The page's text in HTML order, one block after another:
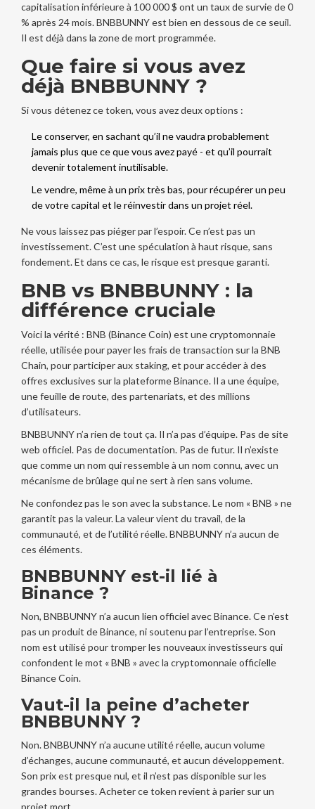
capitalisation inférieure à 100 000 $ ont un taux de survie de 0
% après 24 mois. BNBBUNNY est bien en dessous de ce seuil.
Il est déjà dans la zone de mort programmée.
Que faire si vous avez
déjà BNBBUNNY ?
Si vous détenez ce token, vous avez deux options :
Le conserver, en sachant qu’il ne vaudra probablement
jamais plus que ce que vous avez payé - et qu’il pourrait
devenir totalement inutilisable.
Le vendre, même à un prix très bas, pour récupérer un peu
de votre capital et le réinvestir dans un projet réel.
Ne vous laissez pas piéger par l’espoir. Ce n’est pas un
investissement. C’est une spéculation à haut risque, sans
fondement. Et dans ce cas, le risque est presque garanti.
BNB vs BNBBUNNY : la
différence cruciale
Voici la vérité : BNB (Binance Coin) est une cryptomonnaie
réelle, utilisée pour payer les frais de transaction sur la BNB
Chain, pour participer aux staking, et pour accéder à des
offres exclusives sur la plateforme Binance. Il a une équipe,
une feuille de route, des partenariats, et des millions
d’utilisateurs.
BNBBUNNY n’a rien de tout ça. Il n’a pas d’équipe. Pas de site
web officiel. Pas de documentation. Pas de futur. Il n’existe
que comme un nom qui ressemble à un nom connu, avec un
mécanisme de brûlage qui ne sert à rien sans volume.
Ne confondez pas le son avec la substance. Le nom « BNB » ne
garantit pas la valeur. La valeur vient du travail, de la
communauté, et de l’utilité réelle. BNBBUNNY n’a aucun de
ces éléments.
BNBBUNNY est-il lié à
Binance ?
Non, BNBBUNNY n’a aucun lien officiel avec Binance. Ce n’est
pas un produit de Binance, ni soutenu par l’entreprise. Son
nom est utilisé pour tromper les nouveaux investisseurs qui
confondent le mot « BNB » avec la cryptomonnaie officielle
Binance Coin.
Vaut-il la peine d’acheter
BNBBUNNY ?
Non. BNBBUNNY n’a aucune utilité réelle, aucun volume
d’échanges, aucune communauté, et aucun développement.
Son prix est presque nul, et il n’est pas disponible sur les
grandes bourses. Acheter ce token revient à parier sur un